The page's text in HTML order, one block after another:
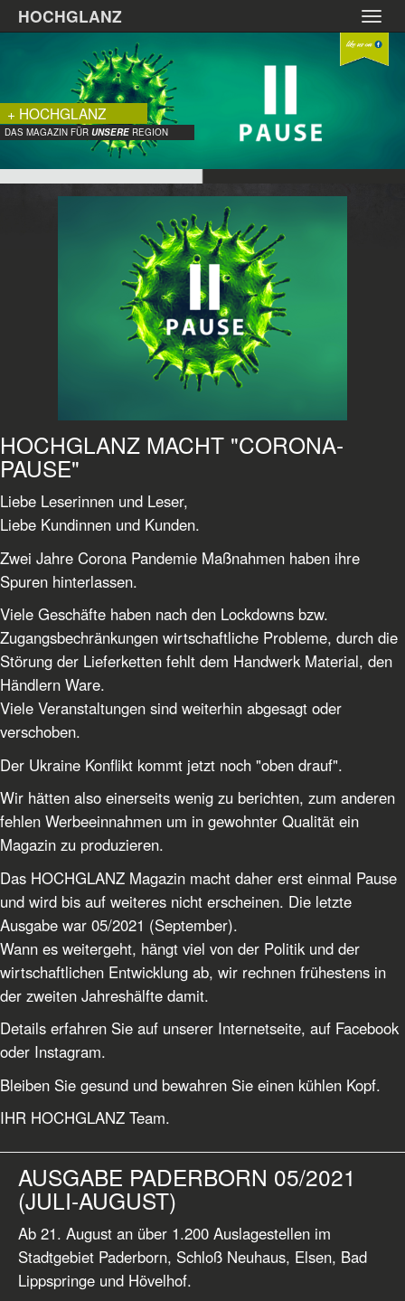
Zum
Hauptinhalt
HOCHGLANZ
+ HOCHGLANZ
DAS MAGAZIN FÜR UNSEREREGION
HOCHGLANZ MACHT "CORONA-
PAUSE"
Liebe Leserinnen und Leser,
Liebe Kundinnen und Kunden.
Zwei Jahre Corona Pandemie Maßnahmen haben ihre
Spuren hinterlassen.
Viele Geschäfte haben nach den Lockdowns bzw.
Zugangsbechränkungen wirtschaftliche Probleme, durch die
Störung der Lieferketten fehlt dem Handwerk Material, den
Händlern Ware.
Viele Veranstaltungen sind weiterhin abgesagt oder
verschoben.
Der Ukraine Konflikt kommt jetzt noch "oben drauf".
Wir hätten also einerseits wenig zu berichten, zum anderen
fehlen Werbeeinnahmen um in gewohnter Qualität ein
Magazin zu produzieren.
Das HOCHGLANZ Magazin macht daher erst einmal Pause
und wird bis auf weiteres nicht erscheinen. Die letzte
Ausgabe war 05/2021 (September).
Wann es weitergeht, hängt viel von der Politik und der
wirtschaftlichen Entwicklung ab, wir rechnen frühestens in
der zweiten Jahreshälfte damit.
Details erfahren Sie auf unserer Internetseite, auf Facebook
oder Instagram.
Bleiben Sie gesund und bewahren Sie einen kühlen Kopf.
IHR HOCHGLANZ Team.
AUSGABE PADERBORN 05/2021
(JULI-AUGUST)
Ab 21. August an über 1.200 Auslagestellen im
Stadtgebiet Paderborn, Schloß Neuhaus, Elsen, Bad
Lippspringe und Hövelhof.